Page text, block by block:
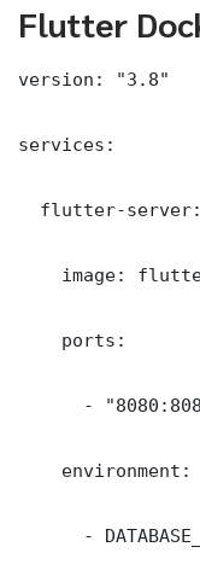
Flutter
version: "3.8"
services:
  flutter-server:
image:
    ports:
-
    environment:
-